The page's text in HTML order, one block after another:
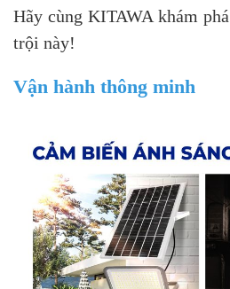
Hãy cùng KITAWA khám
trội này!
Vận hành thông minh